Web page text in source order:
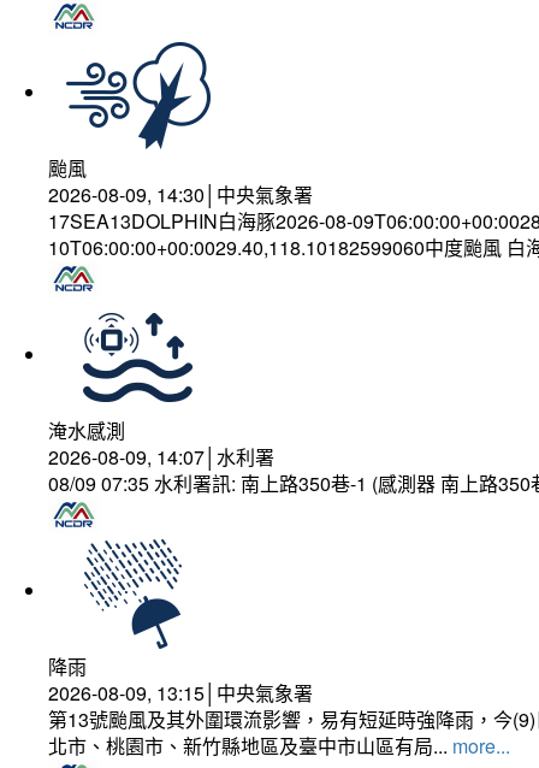
颱風
2026-08-09, 14:30│中央氣象署
17SEA13DOLPHIN白海豚2026-08-
10T06:00:00+00:0029.40,118.10182599060中度颱風 白
淹水感測
2026-08-09, 14:07│水利署
08/09 07:35 水利署訊: 南上路350巷-1 (感測器 南上路
降雨
2026-08-09, 13:15│中央氣象署
第13號颱風及其外圍環流影響，易有短延時強降雨，今
北市、桃園市、新竹縣地區及臺中市山區有局... more...